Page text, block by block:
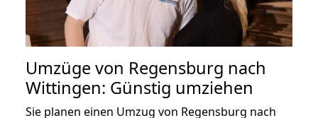
Umzüge von Regensburg nach
Wittingen: Günstig umziehen
Sie planen einen Umzug von Regensburg nach